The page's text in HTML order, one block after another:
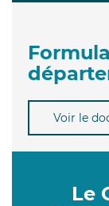
Voir le
Le